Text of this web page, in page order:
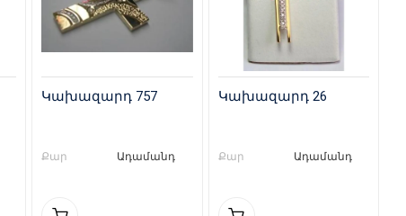
Կախազարդ 757
Քար Ադամանդ
Կախազարդ 26
Քար Ադամանդ